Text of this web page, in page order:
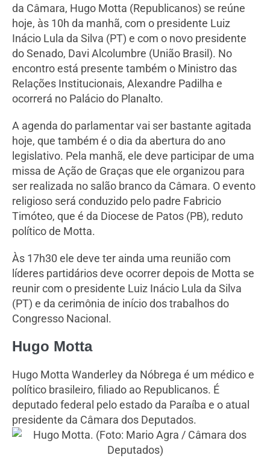
da Câmara, Hugo Motta (Republicanos) se reúne
hoje, às 10h da manhã, com o presidente Luiz
Inácio Lula da Silva (PT) e com o novo presidente
do Senado, Davi Alcolumbre (União Brasil). No
encontro está presente também o Ministro das
Relações Institucionais, Alexandre Padilha e
ocorrerá no Palácio do Planalto.
A agenda do parlamentar vai ser bastante agitada
hoje, que também é o dia da abertura do ano
legislativo. Pela manhã, ele deve participar de uma
missa de Ação de Graças que ele organizou para
ser realizada no salão branco da Câmara. O evento
religioso será conduzido pelo padre Fabricio
Timóteo, que é da Diocese de Patos (PB), reduto
político de Motta.
Às 17h30 ele deve ter ainda uma reunião com
líderes partidários deve ocorrer depois de Motta se
reunir com o presidente Luiz Inácio Lula da Silva
(PT) e da cerimônia de início dos trabalhos do
Congresso Nacional.
Hugo Motta
Hugo Motta Wanderley da Nóbrega é um médico e
político brasileiro, filiado ao Republicanos. É
deputado federal pelo estado da Paraíba e o atual
presidente da Câmara dos Deputados.